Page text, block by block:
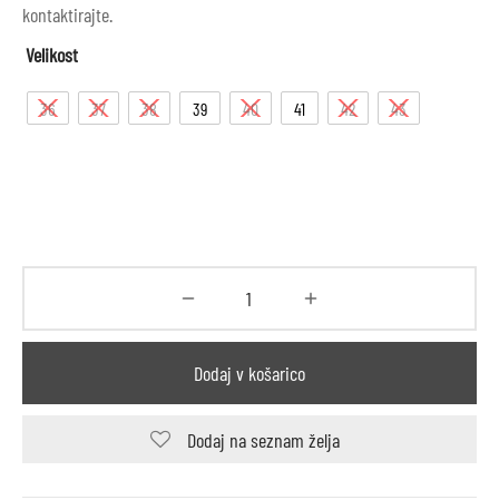
kontaktirajte.
Velikost
36 37 38 39 40 41 42 43
Dodaj v košarico
Dodaj na seznam želja